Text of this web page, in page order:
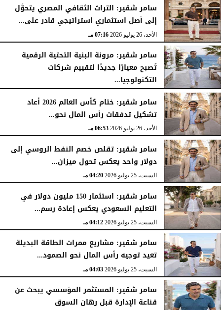
سامر شقير: التراث الثقافي المصري يتحوَّل
إلى أصل استثماري استراتيجي قادر على...
الأحد، 26 يوليو 2026 07:16 مـ
سامر شقير: مرونة البنية التحتية الرقمية
تُصبح معيارًا جديدًا لتقييم شركات
التكنولوجيا...
الأحد، 26 يوليو 2026 07:03 مـ
سامر شقير: ختام كأس العالم 2026 أعاد
تشكيل تدفقات رأس المال نحو...
الأحد، 26 يوليو 2026 06:53 مـ
سامر شقير: تقلص خصم النفط الروسي إلى
دولار واحد يعكس تحول ميزان...
السبت، 25 يوليو 2026 04:20 مـ
سامر شقير: استثمار 150 مليون دولار في
التعليم السعودي يعكس إعادة رسم...
السبت، 25 يوليو 2026 04:12 مـ
سامر شقير: مشاريع ممرات الطاقة البديلة
تعيد توجيه رأس المال نحو الصمود...
السبت، 25 يوليو 2026 04:03 مـ
سامر شقير: المستثمر المؤسسي يبحث عن
قناعة الإدارة قبل رهان السوق